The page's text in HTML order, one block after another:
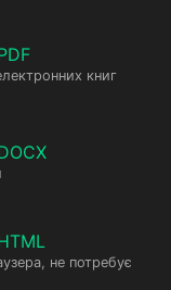
книг
не потребує